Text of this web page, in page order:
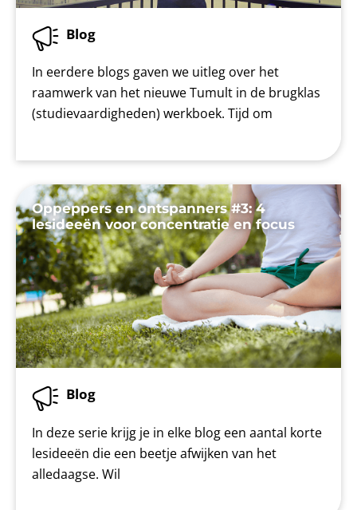
Blog
In eerdere blogs gaven we uitleg over het
raamwerk van het nieuwe Tumult in de brugklas
(studievaardigheden) werkboek. Tijd om
Oppeppers en ontspanners #3: 4
lesideeën voor concentratie en focus
Blog
In deze serie krijg je in elke blog een aantal korte
lesideeën die een beetje afwijken van het
alledaagse. Wil